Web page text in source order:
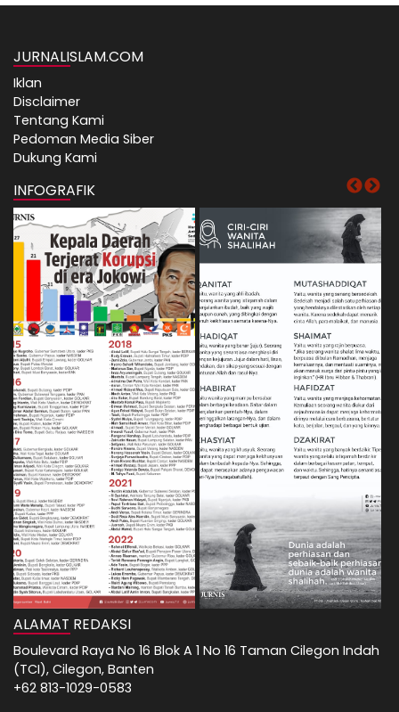
JURNALISLAM.COM
Iklan
Disclaimer
Tentang Kami
Pedoman Media Siber
Dukung Kami
INFOGRAFIK
ALAMAT REDAKSI
Boulevard Raya No 16 Blok A 1 No 16 Taman Cilegon Indah
(TCI), Cilegon, Banten
+62 813-1029-0583